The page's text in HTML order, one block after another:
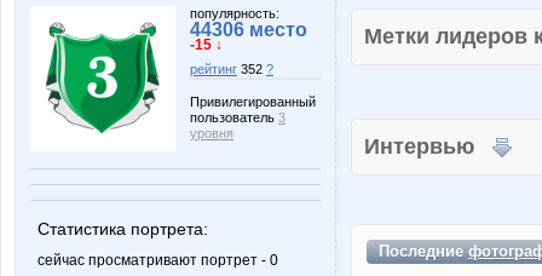
популярность:
44306 место
-15 ↓
рейтинг 352 ?
Привилегированный
пользователь 3
уровня
Статистика портрета:
сейчас просматривают портрет - 0
Метки
Интервью
Последние